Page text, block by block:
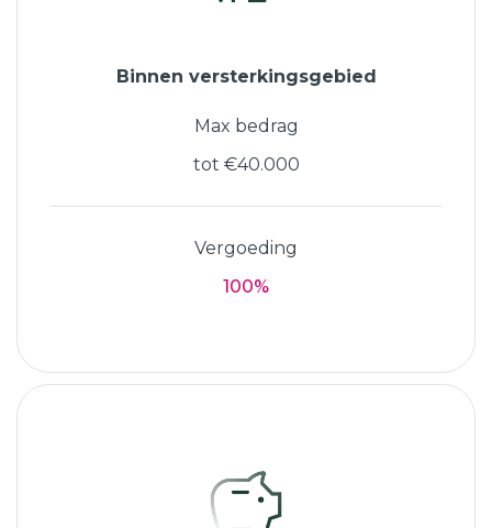
Binnen versterkingsgebied
Max bedrag
tot €40.000
Vergoeding
100%